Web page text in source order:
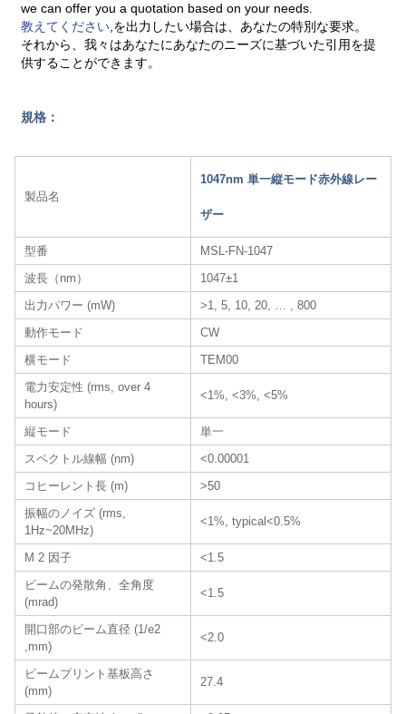
we can offer you a quotation based on your needs.
教えてください ,を出力したい場合は、あなたの特別な要求。
それから、我々はあなたにあなたのニーズに基づいた引用を提
供することができます。
規格：
製品名
1047nm 単一縦モード赤外線レー
ザー
型番
MSL-FN-1047
波長（nm）
1047±1
出力パワー (mW)
>1, 5, 10, 20, … , 800
動作モード
CW
横モード
TEM00
電力安定性 (rms, over 4
hours)
<1%, <3%, <5%
縦モード
単一
スペクトル線幅 (nm)
<0.00001
コヒーレント長 (m)
>50
振幅のノイズ (rms,
1Hz~20MHz)
<1%, typical<0.5%
M 2 因子
<1.5
ビームの発散角、全角度
(mrad)
<1.5
開口部のビーム直径 (1/e2
,mm)
<2.0
ビームプリント基板高さ
(mm)
27.4